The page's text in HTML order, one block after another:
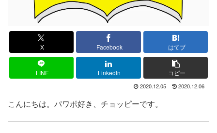
X Facebook はてブ
LINE LinkedIn コピー
2020.12.05 2020.12.06
こんにちは。パワポ好き、チョッピーです。